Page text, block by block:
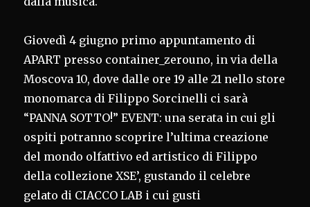
Giovedì 4 giugno primo appuntamento di
APART presso container_zerouno, in via della
Moscova 10, dove dalle ore 19 alle 21 nello store
monomarca di Filippo Sorcinelli ci sarà
“PANNA SOTTO!” EVENT: una serata in cui gli
ospiti potranno scoprire l’ultima creazione
del mondo olfattivo ed artistico di Filippo
della collezione XSE’, gustando il celebre
gelato di CIACCO LAB i cui gusti